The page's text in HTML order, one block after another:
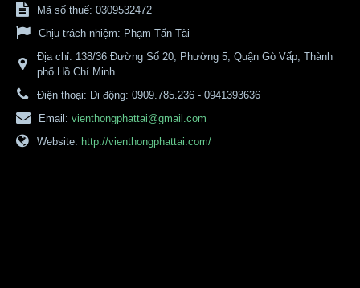
Mã số thuế: 0309532472
Chịu trách nhiệm: Phạm Tấn Tài
Địa chỉ: 138/36 Đường Số 20, Phường 5, Quận Gò Vấp, Thành
phố Hồ Chí Minh
Điện thoại: Di động: 0909.785.236 - 0941393636
Email: vienthongphattai@gmail.com
Website: http://vienthongphattai.com/